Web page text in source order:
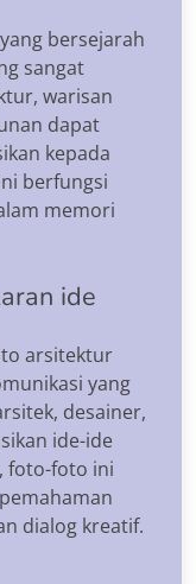
bersejarah
sangat
warisan
dapat
kepada
berfungsi
memori
ide
arsitektur
yang
desainer,
ide-ide
foto-foto ini
dialog kreatif.